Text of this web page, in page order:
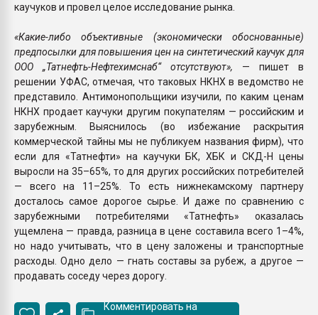
каучуков и провел целое исследование рынка.
«Какие-либо объективные (экономически обоснованные)
предпосылки для повышения цен на синтетический каучук для
ООО „Татнефть-Нефтехимснаб“ отсутствуют», — пишет в
решении УФАС, отмечая, что таковых НКНХ в ведомство не
представило. Антимонопольщики изучили, по каким ценам
НКНХ продает каучуки другим покупателям — российским и
зарубежным. Выяснилось (во избежание раскрытия
коммерческой тайны мы не публикуем названия фирм), что
если для «Татнефти» на каучуки БК, ХБК и СКД-Н цены
выросли на 35–65%, то для других российских потребителей
— всего на 11–25%. То есть нижнекамскому партнеру
досталось самое дорогое сырье. И даже по сравнению с
зарубежными потребителями «Татнефть» оказалась
ущемлена — правда, разница в цене составила всего 1–4%,
но надо учитывать, что в цену заложены и транспортные
расходы. Одно дело — гнать составы за рубеж, а другое —
продавать соседу через дорогу.
Комментировать на